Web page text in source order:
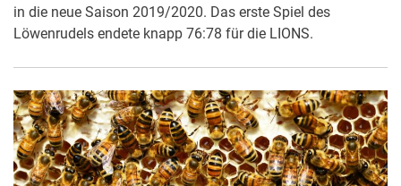
in die neue Saison 2019/2020. Das erste Spiel des
Löwenrudels endete knapp 76:78 für die LIONS.